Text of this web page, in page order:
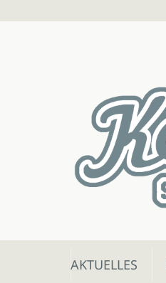
Skip
AKTUELLES